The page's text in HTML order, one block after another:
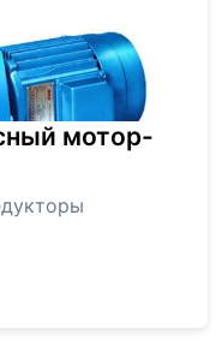
мотор-